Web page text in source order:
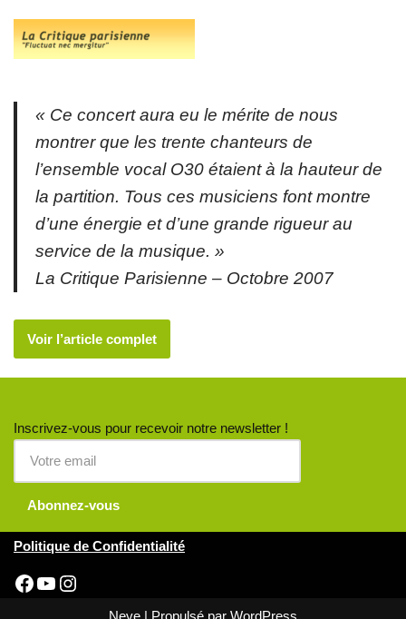
« Ce concert aura eu le mérite de nous
montrer que les trente chanteurs de
l’ensemble vocal O30 étaient à la hauteur de
la partition. Tous ces musiciens font montre
d’une énergie et d’une grande rigueur au
service de la musique. »
La Critique Parisienne – Octobre 2007
Voir l’article complet
Inscrivez-vous pour recevoir notre newsletter !
Politique de Confidentialité
Neve | Propulsé par WordPress